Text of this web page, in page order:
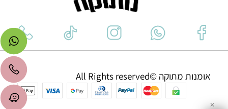
אומנות מתוקה ©All Rights reserved
✕